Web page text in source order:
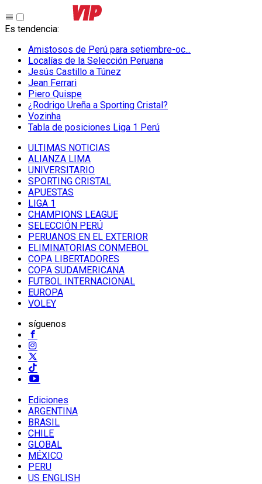
Es tendencia:
Amistosos de Perú para setiembre-oc...
Localías de la Selección Peruana
Jesús Castillo a Túnez
Jean Ferrari
Piero Quispe
¿Rodrigo Ureña a Sporting Cristal?
Vozinha
Tabla de posiciones Liga 1 Perú
ULTIMAS NOTICIAS
ALIANZA LIMA
UNIVERSITARIO
SPORTING CRISTAL
APUESTAS
LIGA 1
CHAMPIONS LEAGUE
SELECCIÓN PERÚ
PERUANOS EN EL EXTERIOR
ELIMINATORIAS CONMEBOL
COPA LIBERTADORES
COPA SUDAMERICANA
FUTBOL INTERNACIONAL
EUROPA
VOLEY
síguenos
Ediciones
ARGENTINA
BRASIL
CHILE
GLOBAL
MÉXICO
PERU
US ENGLISH